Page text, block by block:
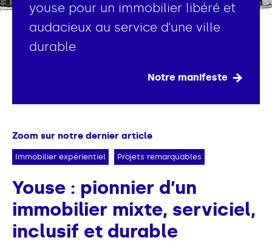
youse pour un immobilier libéré et
audacieux au service d’une ville
durable
Notre manifeste
Zoom sur notre dernier article
Immobilier expérientiel Projets remarquables
Youse : pionnier d’un
immobilier mixte, serviciel,
inclusif et durable